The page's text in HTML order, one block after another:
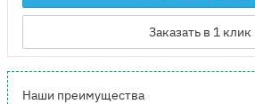
Заказать в 1 клик
Наши преимущества